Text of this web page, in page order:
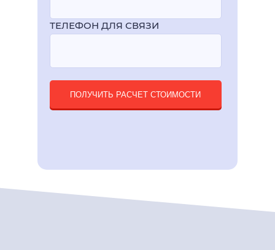
ТЕЛЕФОН ДЛЯ СВЯЗИ
ПОЛУЧИТЬ РАСЧЕТ СТОИМОСТИ